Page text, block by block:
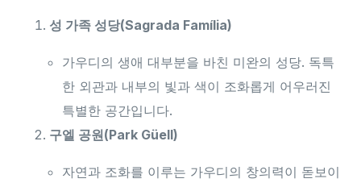
성 가족 성당(Sagrada Família)
가우디의 생애 대부분을 바친 미완의 성당. 독특
한 외관과 내부의 빛과 색이 조화롭게 어우러진
특별한 공간입니다.
구엘 공원(Park Güell)
자연과 조화를 이루는 가우디의 창의력이 돋보이